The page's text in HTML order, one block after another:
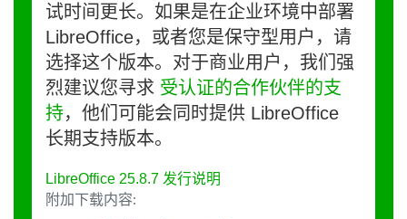
试时间更长。如果是在企业环境中部署
LibreOffice，或者您是保守型用户，请
选择这个版本。对于商业用户，我们强
烈建议您寻求 受认证的合作伙伴的支
持，他们可能会同时提供 LibreOffice
长期支持版本。
LibreOffice 25.8.7 发行说明
附加下载内容: